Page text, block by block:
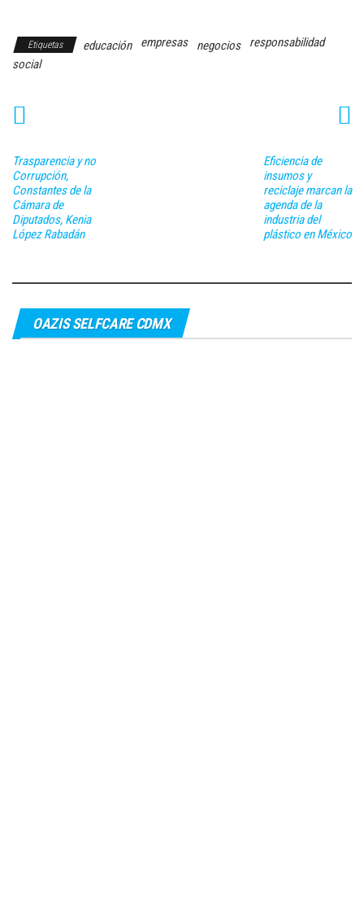
Etiquetas educación empresas negocios
responsabilidad
social
Trasparencia y no
Corrupción,
Constantes de la
Cámara de
Diputados, Kenia
López Rabadán
Eficiencia de
insumos y
reciclaje marcan la
agenda de la
industria del
plástico en México
OAZIS SELFCARE CDMX